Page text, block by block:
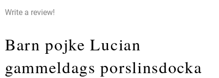
Write a review!
Barn pojke Lucian
gammeldags porslinsdocka